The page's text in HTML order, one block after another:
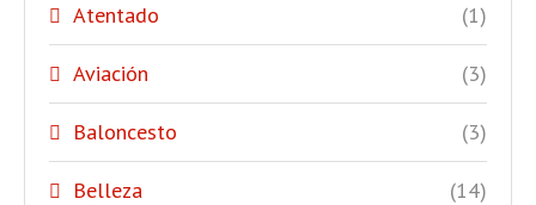
Atentado (1)
Aviación (3)
Baloncesto (3)
Belleza (14)